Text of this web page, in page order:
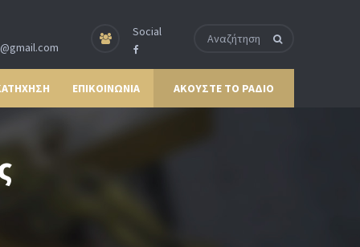
Social
ΕΠΙΚΟΙΝΩΝΙΑ ΑΚΟΥΣΤΕ ΤΟ ΡΑΔΙΟ